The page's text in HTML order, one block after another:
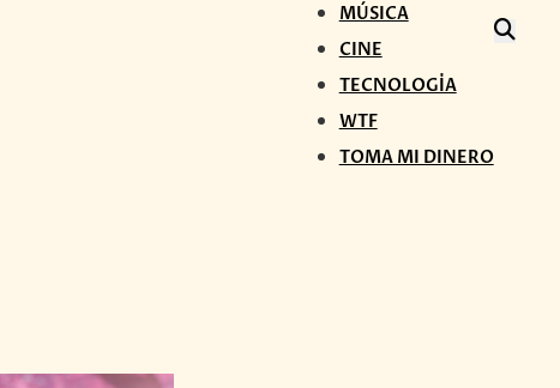
MÚSICA
CINE
TECNOLOGÍA
WTF
TOMA MI DINERO